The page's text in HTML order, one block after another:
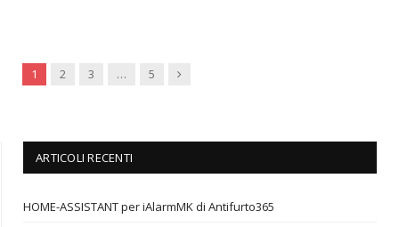
1 2 3 … 5 Avanti
ARTICOLI RECENTI
HOME-ASSISTANT per iAlarmMK di Antifurto365